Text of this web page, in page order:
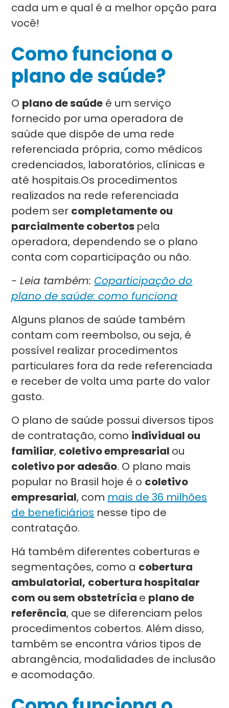
cada um e qual é a melhor opção para
você!
Como funciona o
plano de saúde?
O plano de saúde é um serviço
fornecido por uma operadora de
saúde que dispõe de uma rede
referenciada própria, como médicos
credenciados, laboratórios, clínicas e
até hospitais.Os procedimentos
realizados na rede referenciada
podem ser completamente ou
parcialmente cobertos pela
operadora, dependendo se o plano
conta com coparticipação ou não.
- Leia também: Coparticipação do
plano de saúde: como funciona
Alguns planos de saúde também
contam com reembolso, ou seja, é
possível realizar procedimentos
particulares fora da rede referenciada
e receber de volta uma parte do valor
gasto.
O plano de saúde possui diversos tipos
de contratação, como individual ou
familiar, coletivo empresarial ou
coletivo por adesão. O plano mais
popular no Brasil hoje é o coletivo
empresarial, com mais de 36 milhões
de beneficiários nesse tipo de
contratação.
Há também diferentes coberturas e
segmentações, como a cobertura
ambulatorial, cobertura hospitalar
com ou sem obstetrícia e plano de
referência, que se diferenciam pelos
procedimentos cobertos. Além disso,
também se encontra vários tipos de
abrangência, modalidades de inclusão
e acomodação.